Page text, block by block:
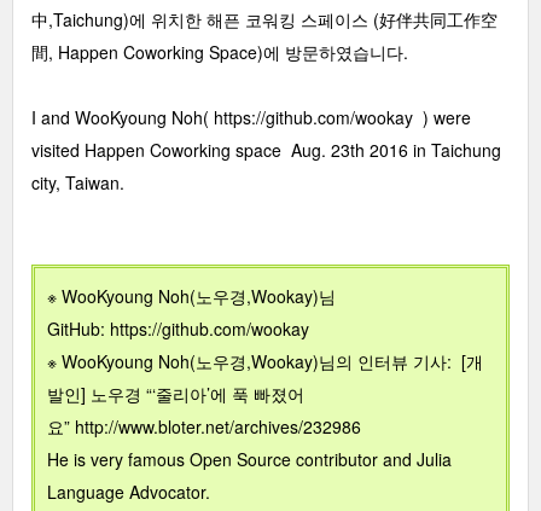
中,Taichung)에 위치한 해픈 코워킹 스페이스 (好伴共同工作空
間, Happen Coworking Space)에 방문하였습니다.
I and WooKyoung Noh( https://github.com/wookay ) were
visited Happen Coworking space Aug. 23th 2016 in Taichung
city, Taiwan.
※ WooKyoung Noh(노우경,Wookay)님
GitHub: https://github.com/wookay
※ WooKyoung Noh(노우경,Wookay)님의 인터뷰 기사: [개
발인] 노우경 “‘줄리아’에 푹 빠졌어
요” http://www.bloter.net/archives/232986
He is very famous Open Source contributor and Julia
Language Advocator.